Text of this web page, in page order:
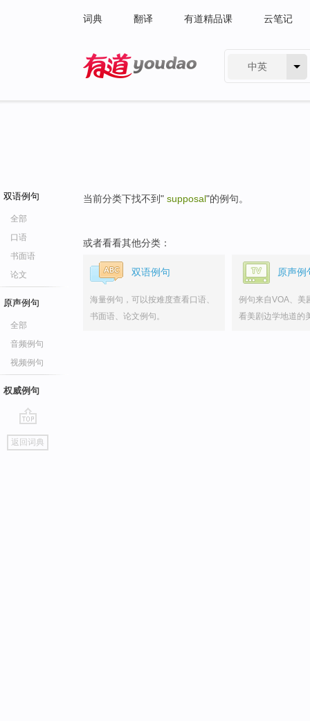
词典 翻译 有道精品课 云笔记
中英
双语例句
全部
口语
书面语
论文
原声例句
全部
音频例句
视频例句
权威例句
go
top
返回词典
当前分类下找不到" supposal"的例句。
或者看看其他分类：
双语例句
海量例句，可以按难度查看口语、
书面语、论文例句。
原声例
例句来自VOA、美
看美剧边学地道的